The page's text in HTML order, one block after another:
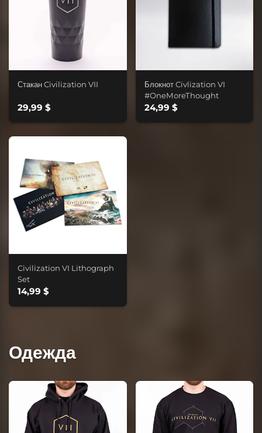
Стакан Civilization VII
29,99 $
Блокнот Civlization VI
#OneMoreThought
24,99 $
Civilization VI Lithograph
Set
14,99 $
Одежда